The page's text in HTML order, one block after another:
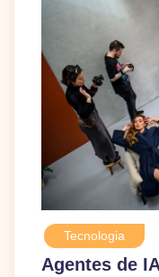
Tecnologia
Agentes de